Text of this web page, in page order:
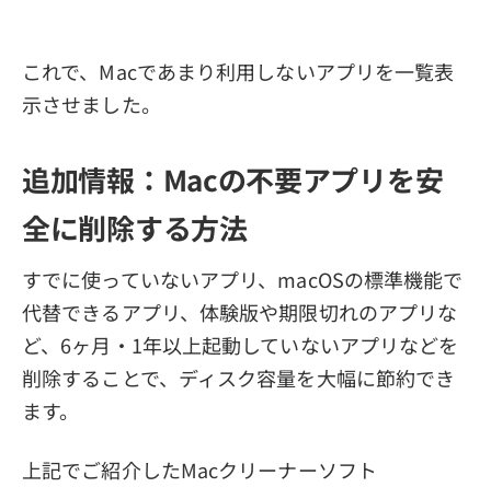
これで、Macであまり利用しないアプリを一覧表
示させました。
追加情報：Macの不要アプリを安
全に削除する方法
すでに使っていないアプリ、macOSの標準機能で
代替できるアプリ、体験版や期限切れのアプリな
ど、6ヶ月・1年以上起動していないアプリなどを
削除することで、ディスク容量を大幅に節約でき
ます。
上記でご紹介したMacクリーナーソフト